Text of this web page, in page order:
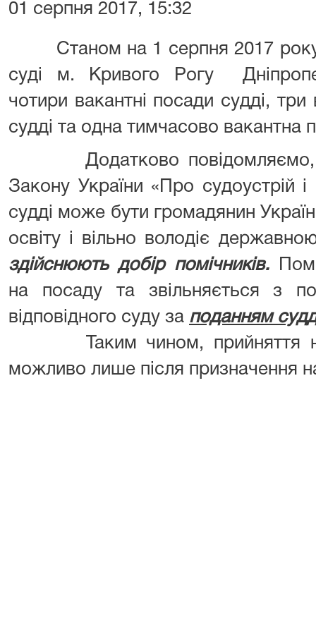
01 серпня 2017, 15:32
Станом на 1 серпня 2017 року
суді м. Кривого Рогу
чотири вакантні посади судді, три
судді та одна тимчасово вакантна
Додатково повідомляємо,
Закону України «Про судоустрій і
судді може бути громадянин
освіту і вільно володіє
здійснюють добір помічників.
на посаду та звільняється з
відповідного суду за поданням
Таким чином, прийняття на
можливо лише після призначення